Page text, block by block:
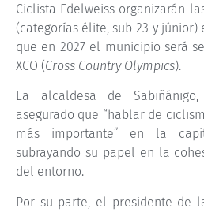
Ciclista Edelweiss organizarán
(categorías élite, sub-23 y júnior)
que en 2027 el municipio será
XCO (Cross Country Olympics).
La alcaldesa de
asegurado que “hablar de
más importante” en la
subrayando su papel en la
del entorno.
Por su parte, el presidente de la